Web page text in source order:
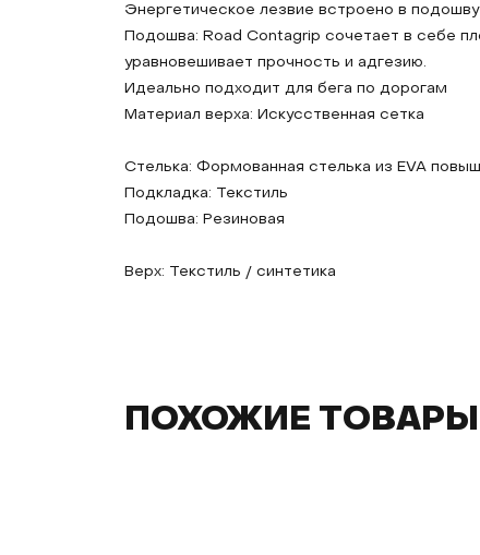
Энергетическое лезвие встроено в
Подошва: Road Contagrip сочетает в себе
уравновешивает прочность и адгезию.
Идеально подходит для бега по дорогам
Материал верха: Искусственная сетка
Стелька: Формованная стелька из EVA
Подкладка: Текстиль
Подошва: Резиновая
Верх: Текстиль / синтетика
ПОХОЖИЕ ТОВАРЫ